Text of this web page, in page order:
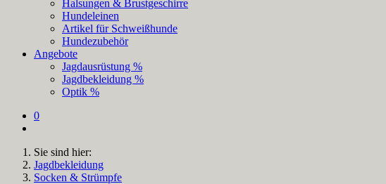
Halsungen & Brustgeschirre
Hundeleinen
Artikel für Schweißhunde
Hundezubehör
Angebote
Jagdausrüstung %
Jagdbekleidung %
Optik %
0
Sie sind hier:
Jagdbekleidung
Socken & Strümpfe